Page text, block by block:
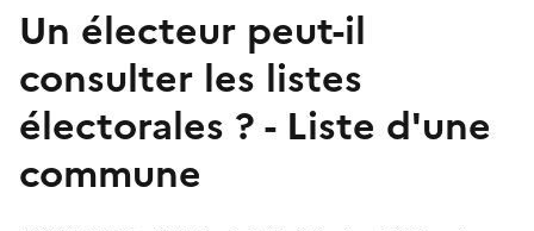
Un électeur peut-il
consulter les listes
électorales ? - Liste d'une
commune